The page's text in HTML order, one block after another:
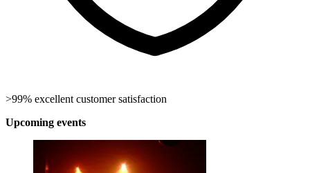
>99% excellent customer satisfaction
Upcoming events